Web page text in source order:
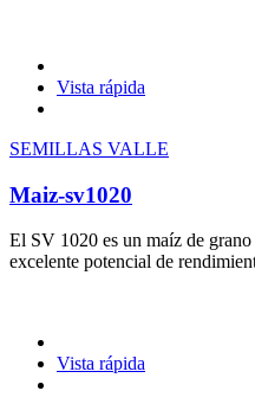
Vista rápida
SEMILLAS VALLE
Maiz-sv1020
El SV 1020 es un maíz de
excelente potencial de
Vista rápida